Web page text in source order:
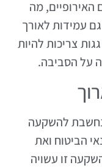
מה
עמידות לאורך
צריכות להיות
על הסביבה.
נחשבת להשקעה
הביטוח ואת
זו עשויה